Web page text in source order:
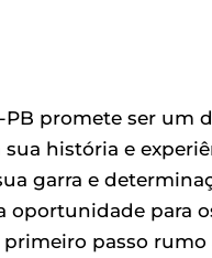
promete ser um
história e
garra e
oportunidade para
passo rumo